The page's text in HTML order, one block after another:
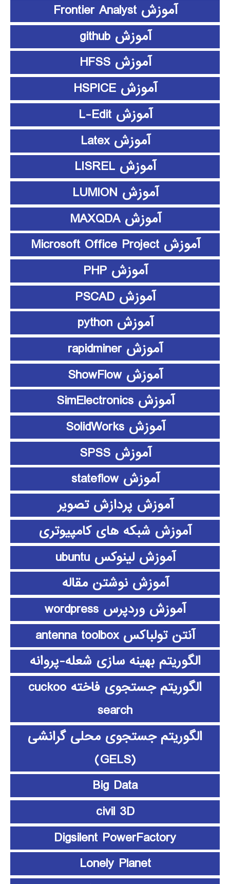
آموزش Frontier Analyst
آموزش github
آموزش HFSS
آموزش HSPICE
آموزش L-Edit
آموزش Latex
آموزش LISREL
آموزش LUMION
آموزش MAXQDA
آموزش Microsoft Office Project
آموزش PHP
آموزش PSCAD
آموزش python
آموزش rapidminer
آموزش ShowFlow
آموزش SimElectronics
آموزش SolidWorks
آموزش SPSS
آموزش stateflow
آموزش پردازش تصویر
آموزش شبکه های کامپیوتری
آموزش لینوکس ubuntu
آموزش نوشتن مقاله
آموزش وردپرس wordpress
آنتن تولباکس antenna toolbox
الگوریتم بهینه سازی شعله-پروانه
الگوریتم جستجوی فاخته cuckoo
search
الگوریتم جستجوی محلی گرانشی
(GELS)
Big Data
civil 3D
Digsilent PowerFactory
Lonely Planet